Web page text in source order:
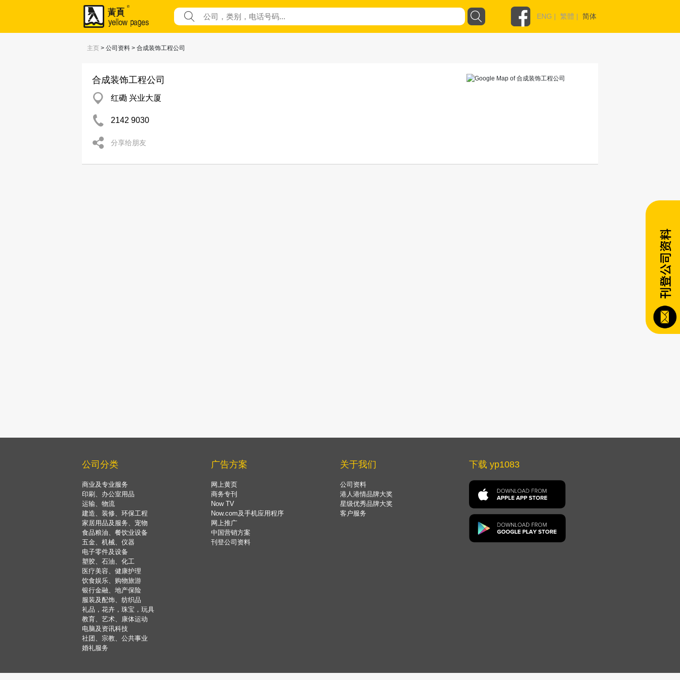
ENG | 繁體 | 简体
主页 > 公司资料 > 合成装饰工程公司
合成装饰工程公司
红磡 兴业大厦
2142 9030
分享给朋友
公司分类
商业及专业服务
印刷、办公室用品
运输、物流
建造、装修、环保工程
家居用品及服务、宠物
食品粮油、餐饮业设备
五金、机械、仪器
电子零件及设备
塑胶、石油、化工
医疗美容、健康护理
饮食娱乐、购物旅游
银行金融、地产保险
服装及配饰、纺织品
礼品，花卉，珠宝，玩具
教育、艺术、康体运动
电脑及资讯科技
社团、宗教、公共事业
婚礼服务
广告方案
网上黄页
商务专刊
Now TV
Now.com及手机应用程序
网上推广
中国营销方案
刊登公司资料
关于我们
公司资料
港人港情品牌大奖
星级优秀品牌大奖
客户服务
下载 yp1083